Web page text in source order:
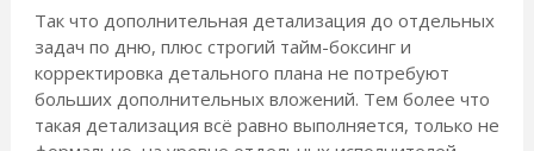
Так что дополнительная детализация до отдельных
задач по дню, плюс строгий тайм-боксинг и
корректировка детального плана не потребуют
больших дополнительных вложений. Тем более что
такая детализация всё равно выполняется, только не